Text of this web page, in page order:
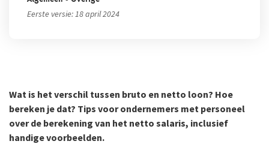
Voor je personeel
Verzuimverzekering
jou
Klachtenregeling
Wie wij zijn
Tevreden klanten
Duurzaam ondernemen
Eerste versie: 18 april 2024
Wat is het verschil tussen bruto en netto loon? Hoe
bereken je dat? Tips voor ondernemers met personeel
over de berekening van het netto salaris, inclusief
handige voorbeelden.